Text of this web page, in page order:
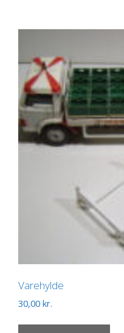
Varehylde
30,00 kr.